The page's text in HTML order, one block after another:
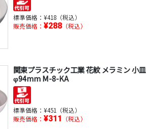
標準価格： ¥418（税込）
販売価格： ¥288（税込）
関東プラスチック工業 花紋 メラミン 小皿
φ94mm M-8-KA
標準価格： ¥451（税込）
販売価格： ¥311 （税込）